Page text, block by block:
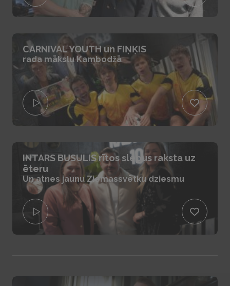
CARNIVAL YOUTH un FIŅĶIS
rada mākslu Kambodžā
INTARS BUSULIS rītos slepus raksta uz
ēteru
Un atnes jaunu Ziemassvētku dziesmu